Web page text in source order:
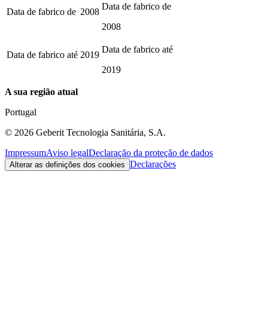
Data de fabrico de 2008
Data de fabrico de
2008
Data de fabrico até 2019
Data de fabrico até
2019
A sua região atual
Portugal
© 2026 Geberit Tecnologia Sanitária, S.A.
ImpressumAviso legalDeclaração da proteção de dados
Alterar as definições dos cookies Declarações